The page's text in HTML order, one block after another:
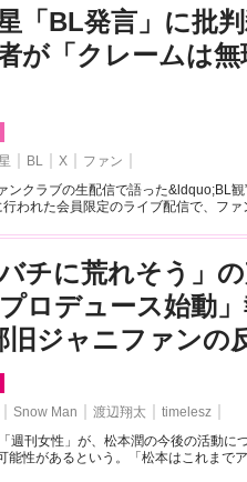
「BL発言」に批
が「クレームは
BL X
ファン
ンクラブの生配信で語った&ldquo;BL
われた会員限定のライブ配信で、ファ
バチに荒れそう」
ロデュース始動
旧ジャニファンの
Snow Man 渡辺翔太
timelesz
週刊女性」が、松本潤の今後の活動に
能性があるという。「松本はこれまで